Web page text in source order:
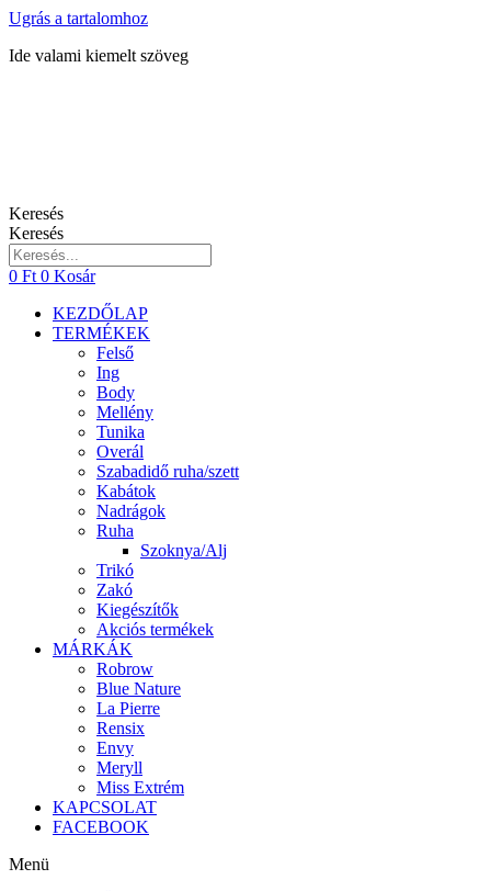
Ugrás a tartalomhoz
Ide valami kiemelt szöveg
Keresés
Keresés
0 Ft 0 Kosár
KEZDŐLAP
TERMÉKEK
Felső
Ing
Body
Mellény
Tunika
Overál
Szabadidő ruha/szett
Kabátok
Nadrágok
Ruha
Szoknya/Alj
Trikó
Zakó
Kiegészítők
Akciós termékek
MÁRKÁK
Robrow
Blue Nature
La Pierre
Rensix
Envy
Meryll
Miss Extrém
KAPCSOLAT
FACEBOOK
Menü